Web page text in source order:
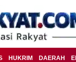
HUKRIM DAERAH